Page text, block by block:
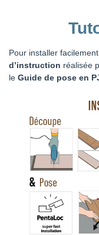
Pour installer
d’instruction réalisée
le Guide de pose en